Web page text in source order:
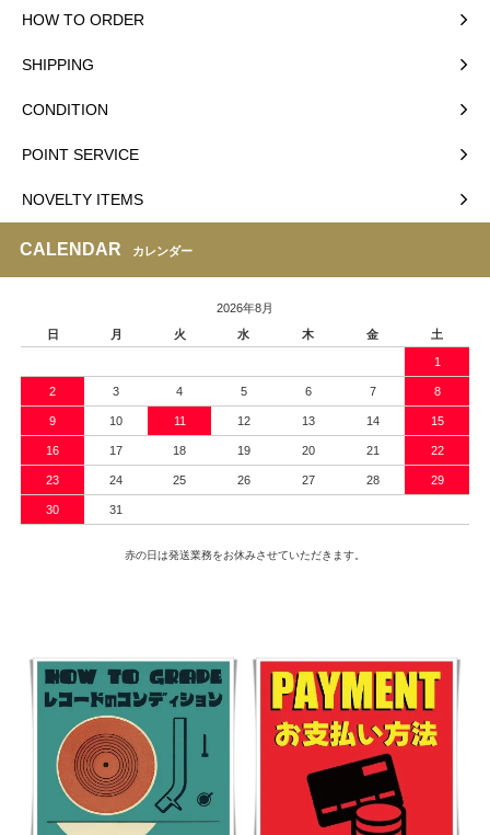
HOW TO ORDER
SHIPPING
CONDITION
POINT SERVICE
NOVELTY ITEMS
CALENDAR カレンダー
2026年8月
日
月 火 水 木 金 土
1
2 3 4 5 6 7 8
9 10 11 12 13 14 15
16 17 18 19 20 21 22
23 24 25 26 27 28 29
30 31
赤の日は発送業務をお休みさせていただきます。